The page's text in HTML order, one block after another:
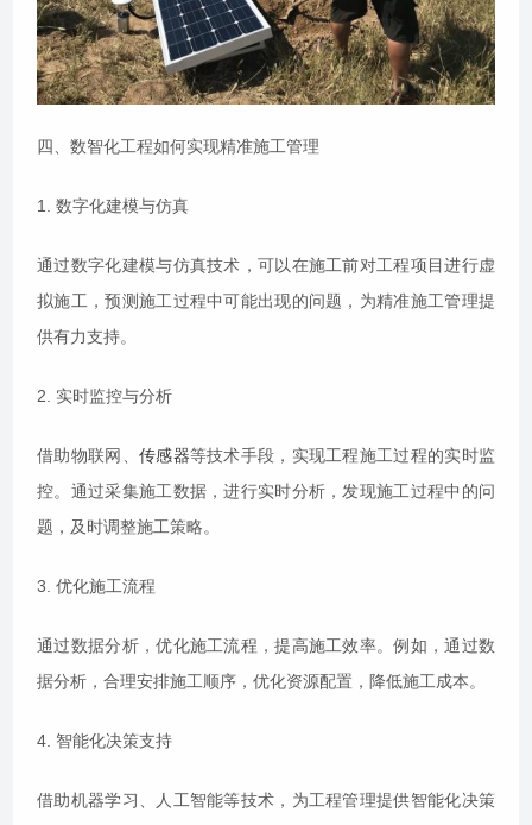
四、数智化工程如何实现精准施工管理
1. 数字化建模与仿真
通过数字化建模与仿真技术，可以在施工前对工程项目进行虚
拟施工，预测施工过程中可能出现的问题，为精准施工管理提
供有力支持。
2. 实时监控与分析
借助物联网、 传感器等技术手段，实现工程施工过程的实时监
控。通过采集施工数据，进行实时分析，发现施工过程中的问
题，及时调整施工策略。
3. 优化施工流程
通过数据分析，优化施工流程，提高施工效率。例如，通过数
据分析，合理安排施工顺序，优化资源配置，降低施工成本。
4. 智能化决策支持
借助机器学习、人工智能等技术，为工程管理提供智能化决策